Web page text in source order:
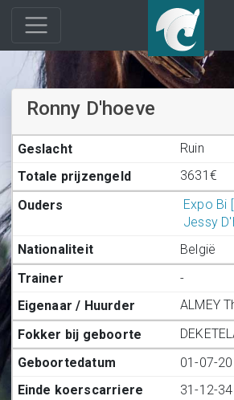
Ronny D'hoeve
Ruin
3631€
Expo Bi
Jessy
België
-
ALMEY
01-07-20
31-12-34